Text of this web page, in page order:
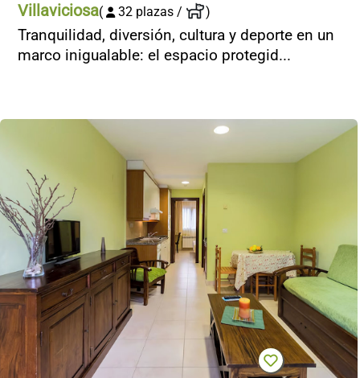
Villaviciosa( 32 plazas / )
Tranquilidad, diversión, cultura y deporte en un
marco inigualable: el espacio protegid...